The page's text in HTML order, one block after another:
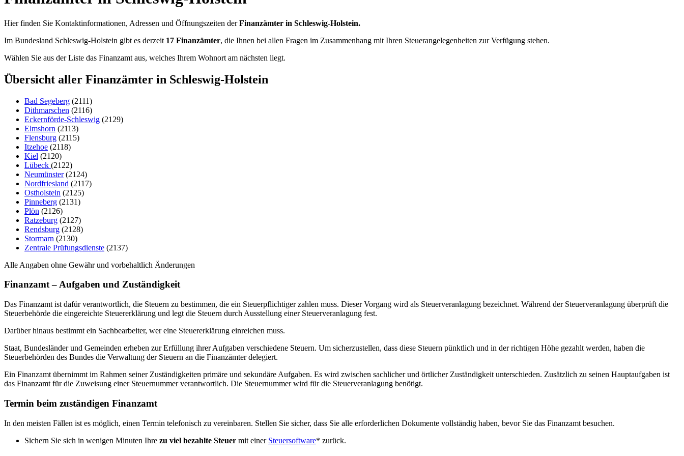
Hier finden Sie Kontaktinformationen, Adressen und Öffnungszeiten derFinanzämter in Schleswig-Holstein.
Im Bundesland Schleswig-Holstein gibt es derzeit 17 Finanzämter, die Ihnen bei allen Fragen im Zusammenhang mit Ihren Steuerangelegenheiten zur Verfügung stehen.
Wählen Sie aus der Liste das Finanzamt aus, welches Ihrem Wohnort am nächsten liegt.
Übersicht aller Finanzämter in Schleswig-Holstein
Bad Segeberg (2111)
Dithmarschen (2116)
Eckernförde-Schleswig (2129)
Elmshorn (2113)
Flensburg (2115)
Itzehoe (2118)
Kiel (2120)
Lübeck (2122)
Neumünster(2124)
Nordfriesland (2117)
Ostholstein (2125)
Pinneberg (2131)
Plön (2126)
Ratzeburg (2127)
Rendsburg (2128)
Stormarn (2130)
Zentrale Prüfungsdienste (2137)
Alle Angaben ohne Gewähr und vorbehaltlich Änderungen
Finanzamt – Aufgaben und Zuständigkeit
Das Finanzamt ist dafür verantwortlich, die Steuern zu bestimmen, die ein Steuerpflichtiger zahlen muss. Dieser Vorgang wird als Steuerveranlagung bezeichnet. Während der Steuerveranlagung überprüft die
Steuerbehörde die eingereichte Steuererklärung und legt die Steuern durch Ausstellung einer Steuerveranlagung fest.
Darüber hinaus bestimmt ein Sachbearbeiter, wer eine Steuererklärung einreichen muss.
Staat, Bundesländer und Gemeinden erheben zur Erfüllung ihrer Aufgaben verschiedene Steuern. Um sicherzustellen, dass diese Steuern pünktlich und in der richtigen Höhe gezahlt werden, haben die
Steuerbehörden des Bundes die Verwaltung der Steuern an die Finanzämter delegiert.
Ein Finanzamt übernimmt im Rahmen seiner Zuständigkeiten primäre und sekundäre Aufgaben. Es wird zwischen sachlicher und örtlicher Zuständigkeit unterschieden. Zusätzlich zu seinen Hauptaufgaben ist
das Finanzamt für die Zuweisung einer Steuernummer verantwortlich. Die Steuernummer wird für die Steuerveranlagung benötigt.
Termin beim zuständigen Finanzamt
In den meisten Fällen ist es möglich, einen Termin telefonisch zu vereinbaren. Stellen Sie sicher, dass Sie alle erforderlichen Dokumente vollständig haben, bevor Sie das Finanzamt besuchen.
Sichern Sie sich in wenigen Minuten Ihre zu viel bezahlte Steuer mit einer Steuersoftware* zurück.